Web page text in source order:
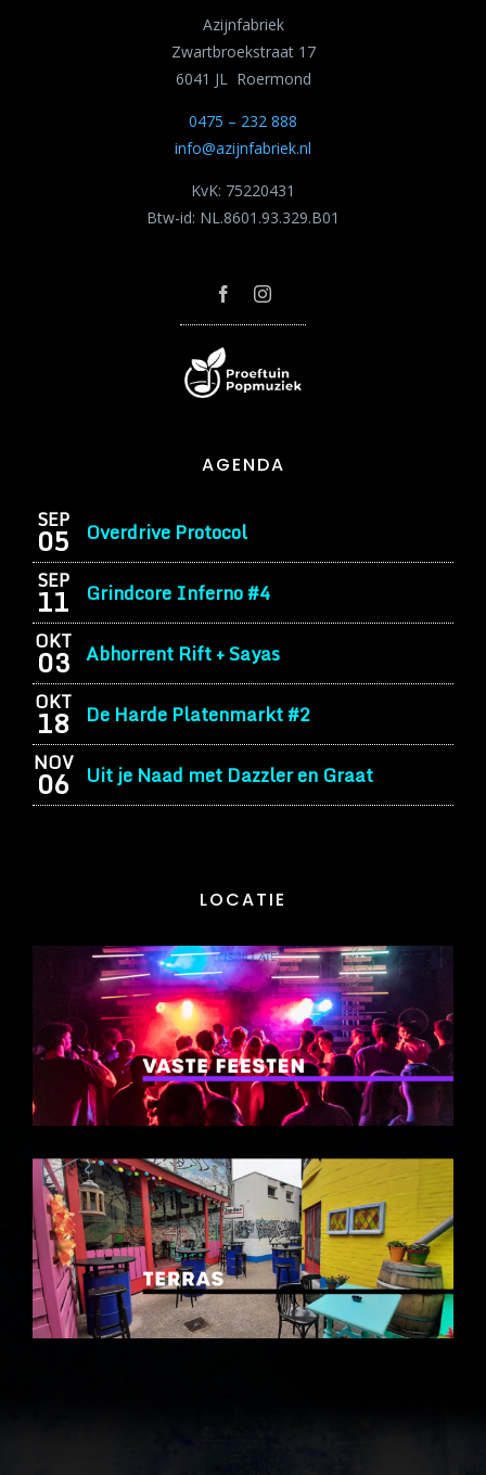
AGENDA
SEP
05 Overdrive Protocol
SEP
11 Grindcore Inferno #4
OKT
03 Abhorrent Rift + Sayas
OKT
18 De Harde Platenmarkt #2
NOV
06 Uit je Naad met Dazzler en Graat
Azijnfabriek
Zwartbroekstraat 17
6041 JL Roermond
0475 – 232 888
info@azijnfabriek.nl
KvK: 75220431
Btw-id: NL.8601.93.329.B01
LOCATIE